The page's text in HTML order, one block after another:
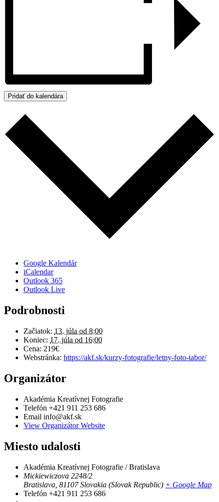
Pridať do kalendára
Google Kalendár
iCalendar
Outlook 365
Outlook Live
Podrobnosti
Začiatok: 13. júla od 8:00
Koniec: 17. júla od 16:00
Cena: 219€
Webstránka: https://akf.sk/kurzy-fotografie/letny-foto-tabor/
Organizátor
Akadémia Kreatívnej Fotografie
Telefón +421 911 253 686
Email info@akf.sk
View Organizátor Website
Miesto udalosti
Akadémia Kreatívnej Fotografie / Bratislava
Mickiewiczova 2248/2
Bratislava 81107 Slovakia (Slovak Republic) + Google Map
Telefón +421 911 253 686